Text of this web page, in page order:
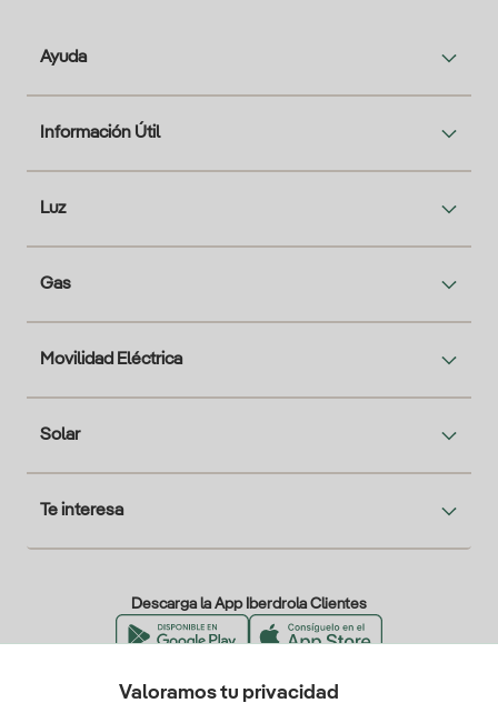
Ayuda
Información Útil
Luz
Gas
Movilidad Eléctrica
Solar
Te interesa
Descarga la App Iberdrola Clientes
Valoramos tu privacidad